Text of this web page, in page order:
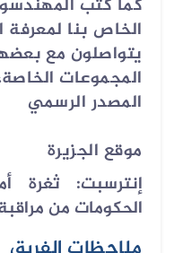
الخاص بنا
يتواصلون مع
المجموعات
المصدر الرسمي
موقع الجزيرة
إنترسبت: ثغرة
الحكومات من